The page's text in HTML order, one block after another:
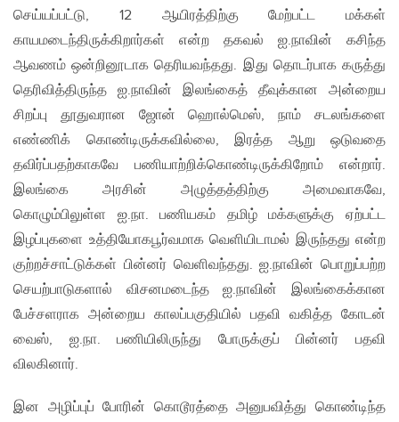
செய்யப்பட்டு, 12 ஆயிரத்திற்கு மேற்பட்ட மக்கள்
காயமடைந்திருக்கிறார்கள் என்ற தகவல் ஐ.நாவின் கசிந்த
ஆவணம் ஒன்றினூடாக தெரியவந்தது. இது தொடர்பாக கருத்து
தெரிவித்திருந்த ஐ.நாவின் இலங்கைத் தீவுக்கான அன்றைய
சிறப்பு தூதுவரான ஜோன் ஹொல்மெஸ், நாம் சடலங்களை
எண்ணிக் கொண்டிருக்கவில்லை, இரத்த ஆறு ஒடுவதை
தவிர்ப்பதற்காகவே பணியாற்றிக்கொண்டிருக்கிறோம் என்றார்.
இலங்கை அரசின் அழுத்தத்திற்கு அமைவாகவே,
கொழும்பிலுள்ள ஐ.நா. பணியகம் தமிழ் மக்களுக்கு ஏற்பட்ட
இழப்புகளை உத்தியோகபூர்வமாக வெளியிடாமல் இருந்தது என்ற
குற்றச்சாட்டுக்கள் பின்னர் வெளிவந்தது. ஐ.நாவின் பொறுப்பற்ற
செயற்பாடுகளால் விசனமடைந்த ஐ.நாவின் இலங்கைக்கான
பேச்சளராக அன்றைய காலப்பகுதியில் பதவி வகித்த கோடன்
வைஸ், ஐ.நா. பணியிலிருந்து போருக்குப் பின்னர் பதவி
விலகினார்.
இன அழிப்புப் போரின் கொடூரத்தை அனுபவித்து கொண்டிந்த